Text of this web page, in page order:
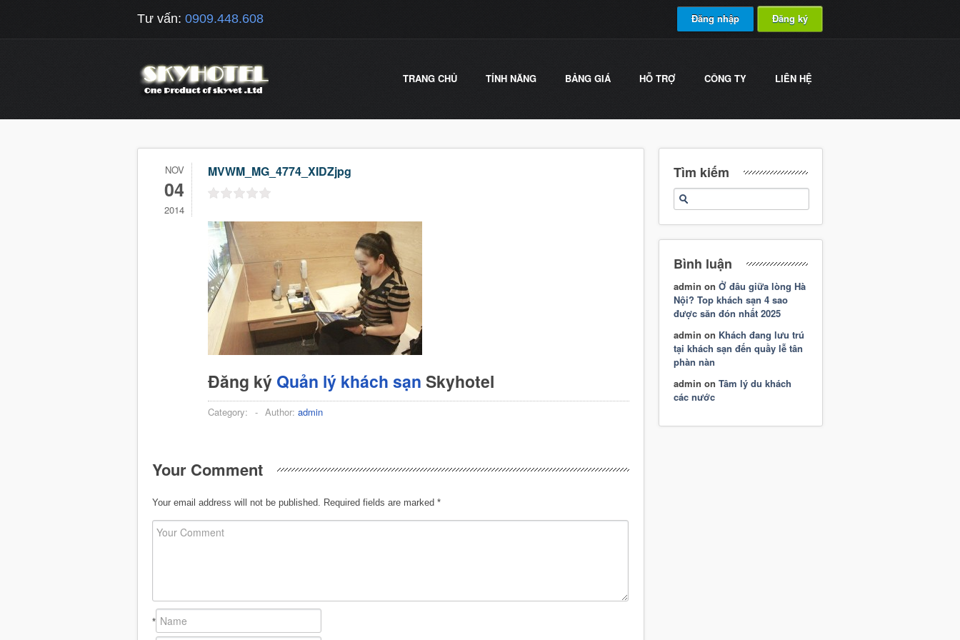
Tư vấn: 0909.448.608 Đăng nhập Đăng ký
TRANG CHỦ TÍNH NĂNG BẢNG GIÁ HỖ TRỢ CÔNG TY LIÊN HỆ
NOV
04
2014
MVWM_MG_4774_XIDZjpg
Đăng ký Quản lý khách sạn Skyhotel
Category: - Author: admin
Your Comment
Your email address will not be published. Required fields are marked *
*
Tìm kiếm
Bình luận
admin on Ở đâu giữa lòng Hà
Nội? Top khách sạn 4 sao
được săn đón nhất 2025
admin on Khách đang lưu trú
tại khách sạn đến quầy lễ tân
phàn nàn
admin on Tâm lý du khách
các nước